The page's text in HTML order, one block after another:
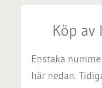
Köp
Enstaka
här nedan.